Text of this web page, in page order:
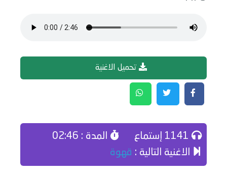
تحميل الاغنية
المدة : 02:46
الاغنية التالية : قهوة